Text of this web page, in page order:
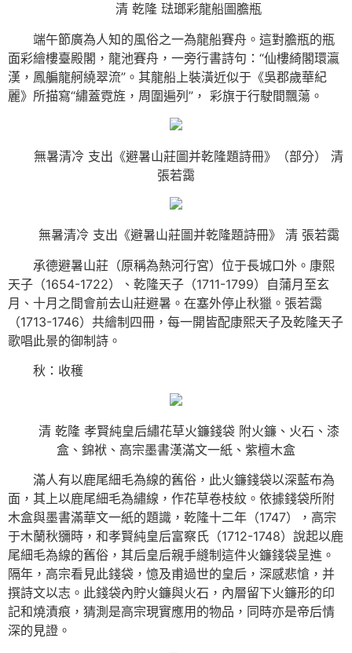
清 乾隆 琺瑯彩龍船圖膽瓶
端午節廣為人知的風俗之一為龍船賽舟。這對膽瓶的瓶
面彩繪樓臺殿閣，龍池賽舟，一旁行書詩句：“仙樓綺閣環瀛
漢，鳳艑龍舸繞翠流”。其龍船上裝潢近似于《吳郡歲華紀
麗》所描寫“繡蓋霓旌，周圍遍列”， 彩旗于行駛間飄蕩。
無暑清冷 支出《避暑山莊圖并乾隆題詩冊》（部分） 清
張若靄
無暑清冷 支出《避暑山莊圖并乾隆題詩冊》 清 張若靄
承德避暑山莊（原稱為熱河行宮）位于長城口外。康熙
天子（1654-1722）、乾隆天子（1711-1799）自蒲月至玄
月、十月之間會前去山莊避暑。在塞外停止秋獵。張若靄
（1713-1746）共繪制四冊，每一開皆配康熙天子及乾隆天子
歌唱此景的御制詩。
秋：收穫
清 乾隆 孝賢純皇后繡花草火鐮錢袋 附火鐮、火石、漆
盒、錦袱、高宗墨書漢滿文一紙、紫檀木盒
滿人有以鹿尾細毛為線的舊俗，此火鐮錢袋以深藍布為
面，其上以鹿尾細毛為繡線，作花草卷枝紋。依據錢袋所附
木盒與墨書滿華文一紙的題識，乾隆十二年（1747），高宗
于木蘭秋獼時，和孝賢純皇后富察氏（1712-1748）說起以鹿
尾細毛為線的舊俗，其后皇后親手縫制這件火鐮錢袋呈進。
隔年，高宗看見此錢袋，憶及甫過世的皇后，深感悲愴，并
撰詩文以志。此錢袋內貯火鐮與火石，內層留下火鐮形的印
記和燒漬痕，猜測是高宗現實應用的物品，同時亦是帝后情
深的見證。